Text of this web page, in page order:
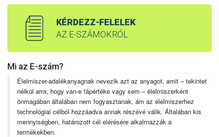
KÉRDEZZ-FELELEK
AZ E-SZÁMOKRÓL
Mi az E-szám?
Élelmiszer-adalékanyagnak nevezik azt az anyagot, amit – tekintet
nélkül arra, hogy van-e tápértéke vagy sem – élelmiszerként
önmagában általában nem fogyasztanak, ám az élelmiszerhez
technológiai célból hozzáadva annak részévé válik. Általában kis
mennyiségben, határozott cél elérésére alkalmazzák a
termékekben.